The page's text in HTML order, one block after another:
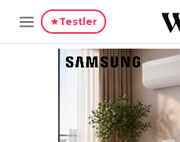
Testler